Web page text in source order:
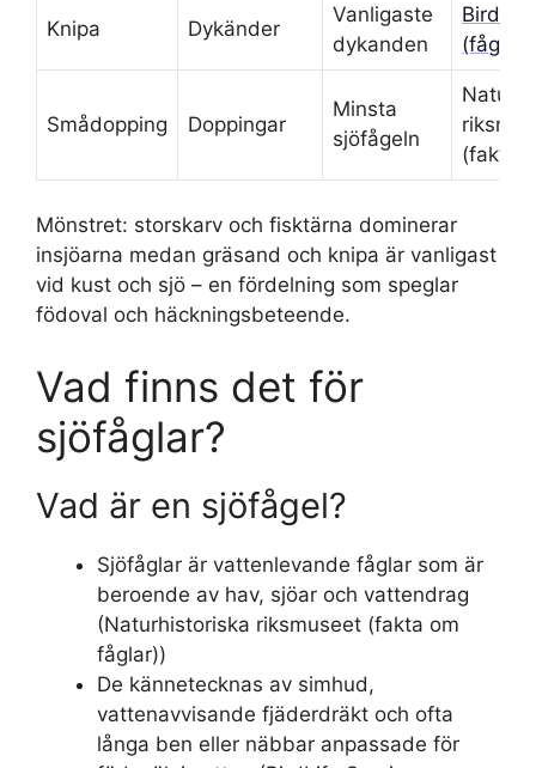
Knipa Dykänder
Vanligaste
dykanden
Smådopping Doppingar
Minsta
sjöfågeln
(fakta
Mönstret: storskarv och fisktärna dominerar
insjöarna medan gräsand och knipa är vanligast
vid kust och sjö – en fördelning som speglar
födoval och häckningsbeteende.
Vad finns det för
sjöfåglar?
Vad är en sjöfågel?
Sjöfåglar är vattenlevande fåglar som är
beroende av hav, sjöar och vattendrag
(Naturhistoriska riksmuseet (fakta om
fåglar))
De kännetecknas av simhud,
vattenavvisande fjäderdräkt och ofta
långa ben eller näbbar anpassade för